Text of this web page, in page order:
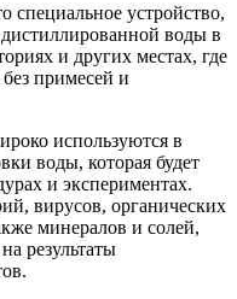
специальное устройство,
дистиллированной воды в
и других местах, где
без примесей и
используются в
воды, которая будет
и экспериментах.
вирусов, органических
минералов и солей,
результаты